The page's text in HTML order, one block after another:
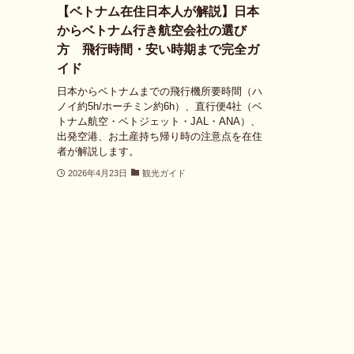
【ベトナム在住日本人が解説】日本
からベトナム行き航空会社の選び
方 飛行時間・安い時期まで完全ガ
イド
日本からベトナムまでの飛行機所要時間（ハ
ノイ約5h/ホーチミン約6h）、直行便4社（ベ
トナム航空・ベトジェット・JAL・ANA）、
出発空港、お土産持ち帰り時の注意点を在住
者が解説します。
2026年4月23日 観光ガイド